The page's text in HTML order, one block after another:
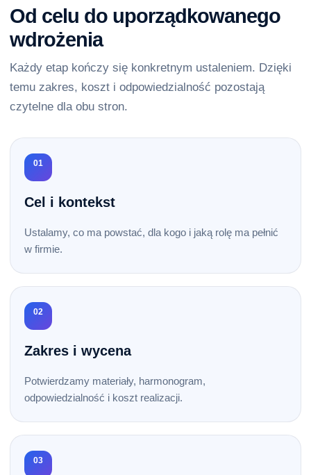
Od celu do uporządkowanego
wdrożenia
Każdy etap kończy się konkretnym ustaleniem. Dzięki
temu zakres, koszt i odpowiedzialność pozostają
czytelne dla obu stron.
01
Cel i kontekst
Ustalamy, co ma powstać, dla kogo i jaką rolę ma pełnić
w firmie.
02
Zakres i wycena
Potwierdzamy materiały, harmonogram,
odpowiedzialność i koszt realizacji.
03